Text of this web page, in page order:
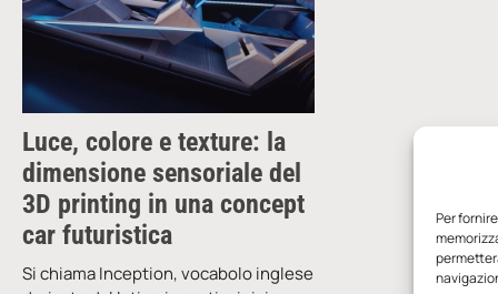
Per
Luce, colore e texture: la
dimensione sensoriale del
3D printing in una concept
car futuristica
Si chiama Inception, vocabolo inglese